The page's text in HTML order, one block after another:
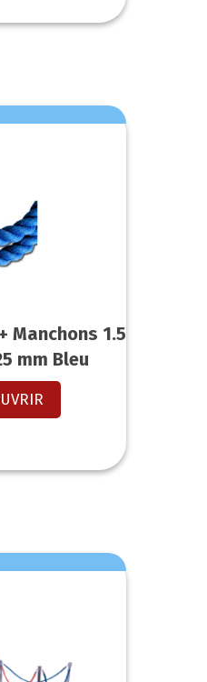
Manchons 1.5
mm Bleu